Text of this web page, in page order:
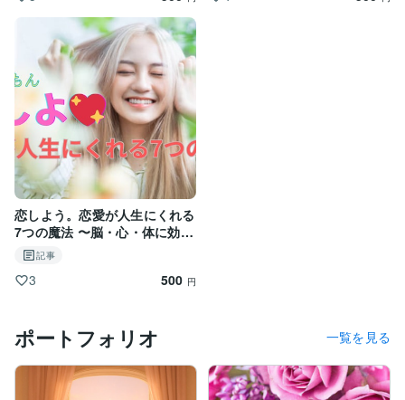
恋しよう。恋愛が人生にくれる
7つの魔法 〜脳・心・体に効
く、恋のパワー〜
記事
3 500 円
ポートフォリオ 一覧を見る